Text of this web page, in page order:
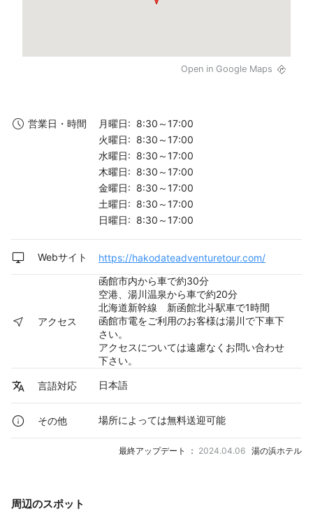
Open in Google Maps
営業日・時間
月曜日: 8:30～17:00
火曜日: 8:30～17:00
水曜日: 8:30～17:00
木曜日: 8:30～17:00
金曜日: 8:30～17:00
土曜日: 8:30～17:00
日曜日: 8:30～17:00
Webサイト https://hakodateadventuretour.com/
アクセス
函館市内から車で約30分
空港、湯川温泉から車で約20分
北海道新幹線 新函館北斗駅車で1時間
函館市電をご利用のお客様は湯川で下車下
さい。
アクセスについては遠慮なくお問い合わせ
下さい。
言語対応 日本語
その他 場所によっては無料送迎可能
最終アップデート ： 2024.04.06 湯の浜ホテル
周辺のスポット